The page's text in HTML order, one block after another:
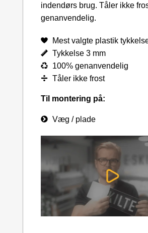
indendørs brug. Tåler ikke
genanvendelig.
Mest valgte plastik
Tykkelse 3 mm
100% genanvendelig
Tåler ikke frost
Til montering på:
Væg / plade